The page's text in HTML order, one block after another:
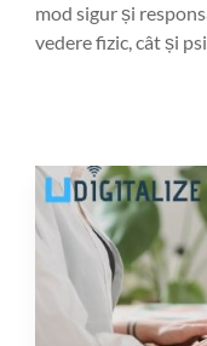
mod sigur și
vedere fizic, cât și